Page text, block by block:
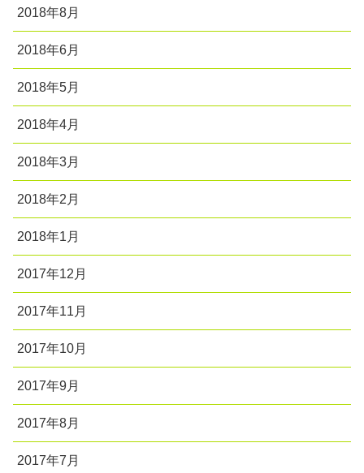
2018年8月
2018年6月
2018年5月
2018年4月
2018年3月
2018年2月
2018年1月
2017年12月
2017年11月
2017年10月
2017年9月
2017年8月
2017年7月